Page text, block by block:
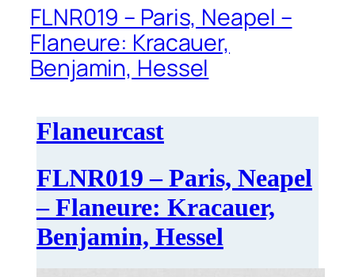
FLNR019 – Paris, Neapel –
Flaneure: Kracauer,
Benjamin, Hessel